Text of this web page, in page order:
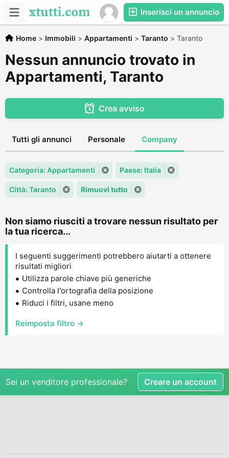
Inserisci un annuncio
Home > Immobili > Appartamenti > Taranto > Taranto
Nessun annuncio trovato in
Appartamenti, Taranto
Crea avviso
Tutti gli annunci Personale Company
Categoria: Appartamenti Paese: Italia
Città: Taranto Rimuovi tutto
Non siamo riusciti a trovare nessun risultato per
la tua ricerca...
I seguenti suggerimenti potrebbero aiutarti a ottenere
risultati migliori
Utilizza parole chiave più generiche
Controlla l'ortografia della posizione
Riduci i filtri, usane meno
Reimposta filtro →
Sei un venditore professionale? Creare un account